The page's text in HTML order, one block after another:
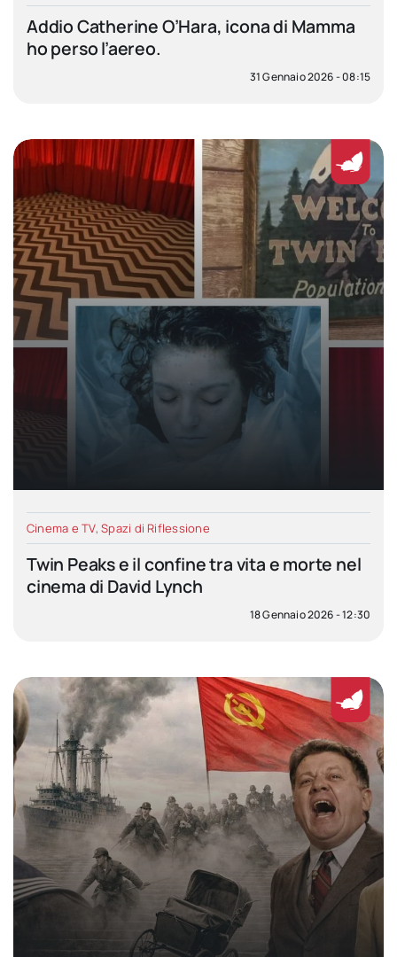
Addio Catherine O’Hara, icona di Mamma
ho perso l’aereo.
31 Gennaio 2026 - 08:15
Cinema e TV,Spazi di Riflessione
Twin Peaks e il confine tra vita e morte nel
cinema di David Lynch
18 Gennaio 2026 - 12:30